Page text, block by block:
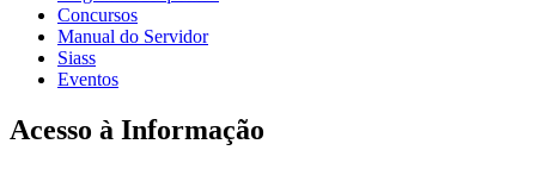
Concursos
Manual do Servidor
Siass
Eventos
Acesso à Informação